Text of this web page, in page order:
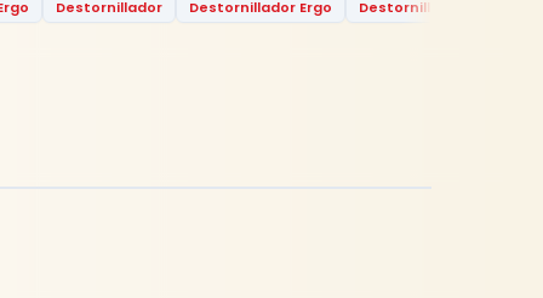
Destornillador Destornillador Ergo Destornillador Ergo